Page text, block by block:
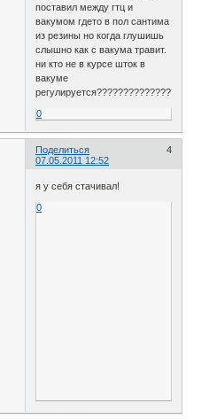
поставил между гтц и
вакумом гдето в пол сантима
из резины но когда глушишь
слышно как с вакума травит.
ни кто не в курсе шток в
вакуме
0
Поделиться
4
07.05.2011 12:52
я у себя стачивал!
0